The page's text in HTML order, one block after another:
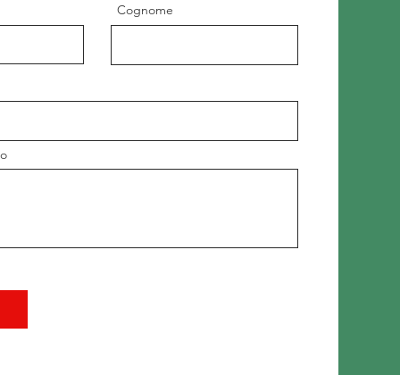
Cognome